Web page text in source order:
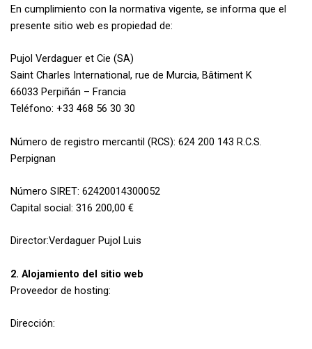
En cumplimiento con la normativa vigente, se informa que el
presente sitio web es propiedad de:
Pujol Verdaguer et Cie (SA)
Saint Charles International, rue de Murcia, Bâtiment K
66033 Perpiñán – Francia
Teléfono: +33 468 56 30 30
Número de registro mercantil (RCS): 624 200 143 R.C.S.
Perpignan
Número SIRET: 62420014300052
Capital social: 316 200,00 €
Director:Verdaguer Pujol Luis
2. Alojamiento del sitio web
Proveedor de hosting:
Dirección: